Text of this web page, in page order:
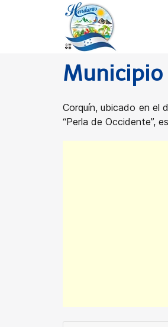
Municipio
Corquín, ubicado en el
“Perla de Occidente”,